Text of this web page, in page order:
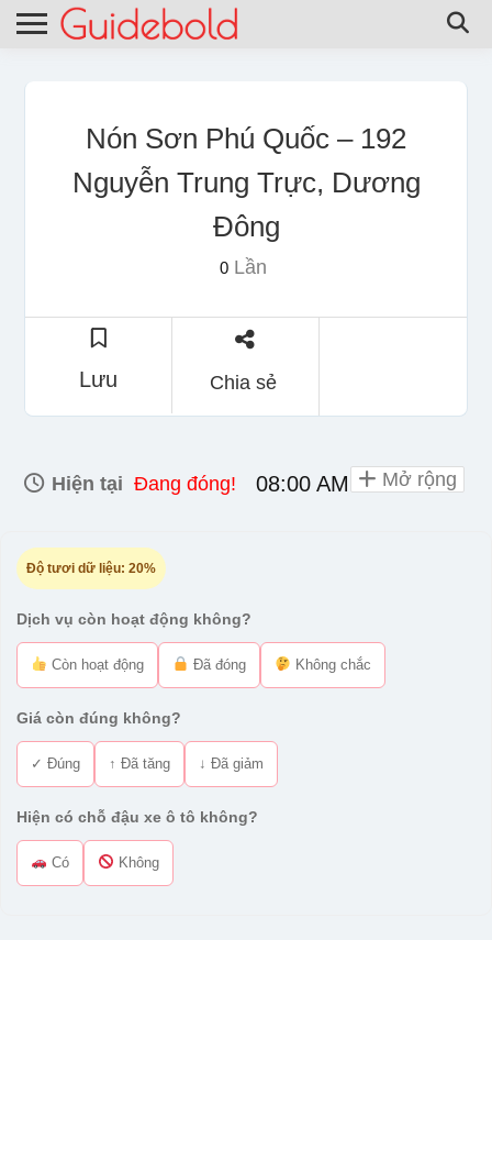
Nón Sơn Phú Quốc – 192
Nguyễn Trung Trực, Dương
Đông
0Lần
Lưu Chia sẻ
Hiện tại Đang đóng! 08:00 AM - 10:00 PM
Độ tươi dữ liệu: 20%
Dịch vụ còn hoạt động không?
Còn hoạt động Đã đóng Không chắc
Giá còn đúng không?
✓ Đúng ↑ Đã tăng ↓ Đã giảm
Hiện có chỗ đậu xe ô tô không?
Có Không
Mở rộng